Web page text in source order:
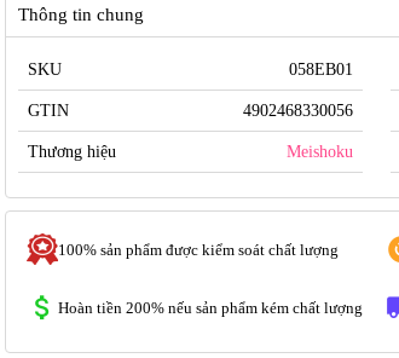
Thông tin chung
SKU 058EB01
GTIN 4902468330056
Thương hiệu Meishoku
100% sản phẩm được kiểm soát chất lượng
Hoàn tiền 200% nếu sản phẩm kém chất lượng